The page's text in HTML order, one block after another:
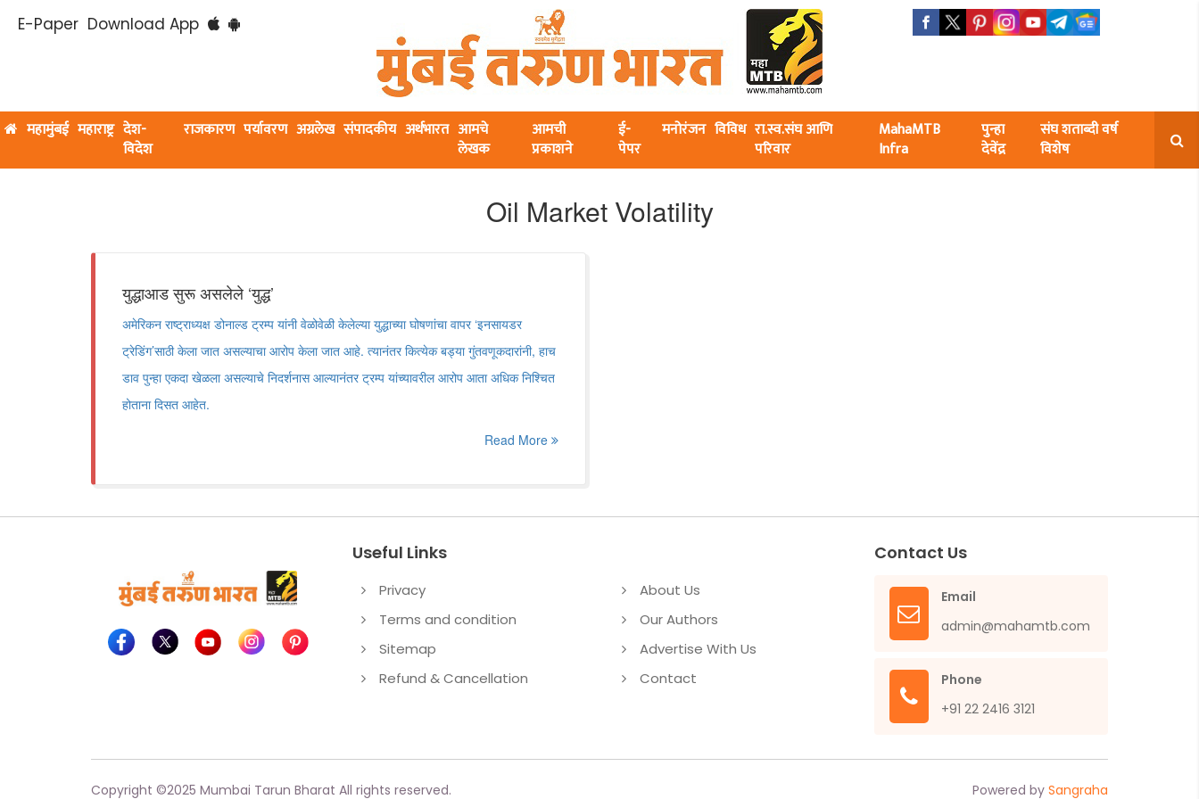
E-Paper Download App
महामुंबई महाराष्ट्र देश-
विदेश
राजकारण पर्यावरण अग्रलेख संपादकीय अर्थभारत आमचे
लेखक
आमची
प्रकाशने
ई-
पेपर
मनोरंजन विविध रा.स्व.संघ आणि
परिवार
MahaMTB
Infra
पुन्हा
देवेंद्र
संघ शताब्दी वर्ष
विशेष
Oil Market Volatility
युद्धाआड सुरू असलेले ‌‘युद्ध‌’
अमेरिकन राष्ट्राध्यक्ष डोनाल्ड ट्रम्प यांनी वेळोवेळी केलेल्या युद्धाच्या घोषणांचा वापर ‌‘इनसायडर
ट्रेडिंग‌’साठी केला जात असल्याचा आरोप केला जात आहे. त्यानंतर कित्येक बड्या गुंतवणूकदारांनी, हाच
डाव पुन्हा एकदा खेळला असल्याचे निदर्शनास आल्यानंतर ट्रम्प यांच्यावरील आरोप आता अधिक निश्चित
होताना दिसत आहेत.
Read More
Useful Links
Privacy
Terms and condition
Sitemap
Refund & Cancellation
About Us
Our Authors
Advertise With Us
Contact
Contact Us
Email
admin@mahamtb.com
Phone
+91 22 2416 3121
Copyright ©2025 Mumbai Tarun Bharat All rights reserved. Powered by Sangraha